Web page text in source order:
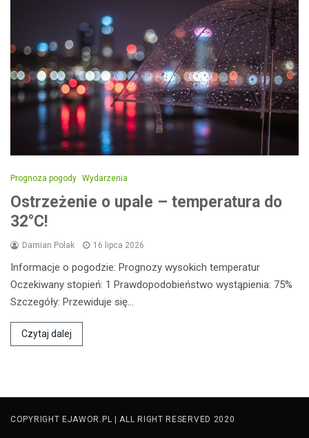
Prognoza pogody Wydarzenia
Ostrzeżenie o upale – temperatura do
32°C!
Damian Polak 16 lipca 2026
Informacje o pogodzie: Prognozy wysokich temperatur
Oczekiwany stopień: 1 Prawdopodobieństwo wystąpienia: 75%
Szczegóły: Przewiduje się…
Czytaj dalej
COPYRIGHT EJAWOR.PL | ALL RIGHT RESERVED 2020